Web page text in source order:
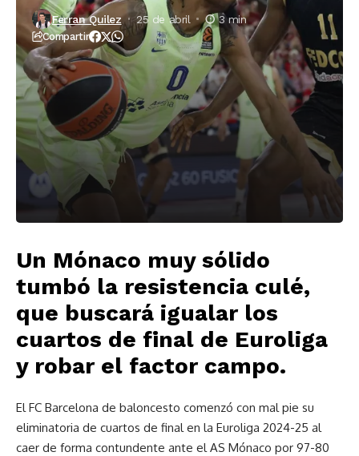
Ferran Quilez 25 de abril 3 min
Compartir
Un Mónaco muy sólido
tumbó la resistencia culé,
que buscará igualar los
cuartos de final de Euroliga
y robar el factor campo.
El FC Barcelona de baloncesto comenzó con mal pie su
eliminatoria de cuartos de final en la Euroliga 2024-25 al
caer de forma contundente ante el AS Mónaco por 97-80